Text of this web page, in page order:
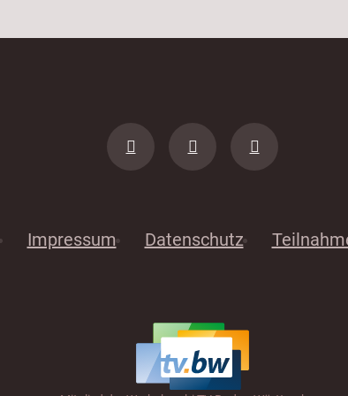
Impressum Datenschutz